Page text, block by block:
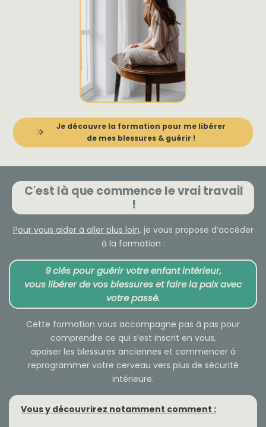
Je découvre la formation pour me libérer
de mes blessures & guérir !
C'est là que commence le vrai travail
!
Pour vous aider à aller plus loin, je vous propose d’accéder
à la formation :
9 clés pour guérir votre enfant intérieur,
vous libérer de vos blessures et faire la paix avec
votre passé.
Cette formation vous accompagne pas à pas pour
comprendre ce qui s’est inscrit en vous,
apaiser les blessures anciennes et commencer à
reprogrammer votre cerveau vers plus de sécurité
intérieure.
Vous y découvrirez notamment comment :